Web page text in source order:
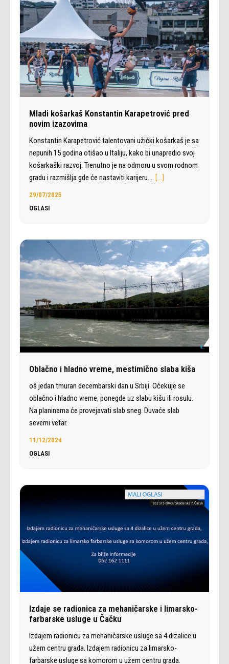
Mladi košarkaš Konstantin Karapetrović pred
novim izazovima
Konstantin Karapetrović talentovani užički košarkaš je sa
nepunih 15 godina otišao u Italiju, kako bi unapredio svoj
košarkaški razvoj. Trenutno je na odmoru u svom rodnom
gradu i razmišlja gde će nastaviti karijeru.… […]
29/07/2025
OGLASI
Oblačno i hladno vreme, mestimično slaba kiša
oš jedan tmuran decembarski dan u Srbiji. Očekuje se
oblačno i hladno vreme, ponegde uz slabu kišu ili rosulu.
Na planinama će provejavati slab sneg. Duvaće slab
severni vetar.
11/12/2024
OGLASI
Izdaje se radionica za mehaničarske i limarsko-
farbarske usluge u Čačku
Izdajem radionicu za mehaničarske usluge sa 4 dizalice u
užem centru grada. Izdajem radionicu za limarsko-
farbarske usluge sa komorom u užem centru grada.